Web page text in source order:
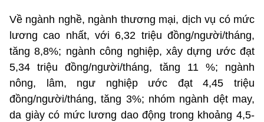
Về ngành nghề, ngành thương mại, dịch vụ có mức
lương cao nhất, với 6,32 triệu đồng/người/tháng,
tăng 8,8%; ngành công nghiệp, xây dựng ước đạt
5,34 triệu đồng/người/tháng, tăng 11 %; ngành
nông, lâm, ngư nghiệp ước đạt 4,45 triệu
đồng/người/tháng, tăng 3%; nhóm ngành dệt may,
da giày có mức lương dao động trong khoảng 4,5-